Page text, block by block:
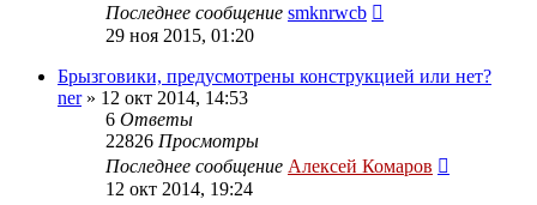
Последнее сообщение smknrwcb
29 ноя 2015, 01:20
Брызговики, предусмотрены конструкцией или нет?
ner» 12 окт 2014, 14:53
6 Ответы
22826 Просмотры
Последнее сообщение Алексей Комаров
12 окт 2014, 19:24